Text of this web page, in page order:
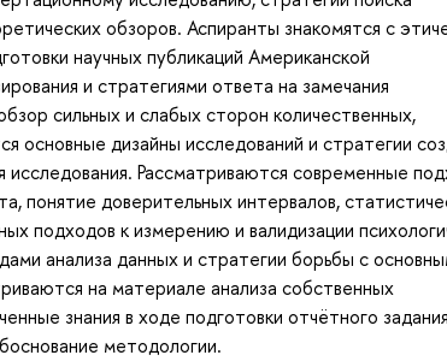
обзоров. Аспиранты знакомятся с
научных публикаций Американской
и стратегиями ответа на замечания
сильных и слабых сторон количественных,
основные дизайны исследований и стратегии
Рассматриваются современные
понятие доверительных интервалов,
подходов к измерению и валидизации
анализа данных и стратегии борьбы с
на материале анализа собственных
знания в ходе подготовки отчётного
методологии.